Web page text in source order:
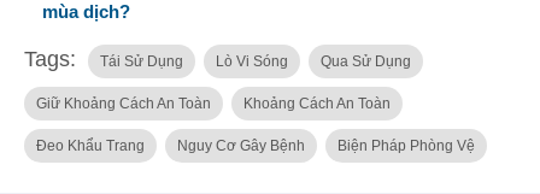
mùa dịch?
Tags: Tái Sử Dụng Lò Vi Sóng Qua Sử Dụng
Giữ Khoảng Cách An Toàn Khoảng Cách An Toàn
Đeo Khẩu Trang Nguy Cơ Gây Bệnh Biện Pháp Phòng Vệ